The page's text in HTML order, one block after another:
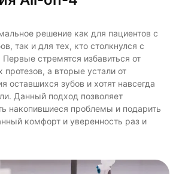
решение как для пациентов с
так и для тех, кто столкнулся с
Первые стремятся избавиться от
а вторые устали от
оставшихся зубов и хотят навсегда
Данный подход позволяет
накопившиеся проблемы и подарить
комфорт и уверенность раз и